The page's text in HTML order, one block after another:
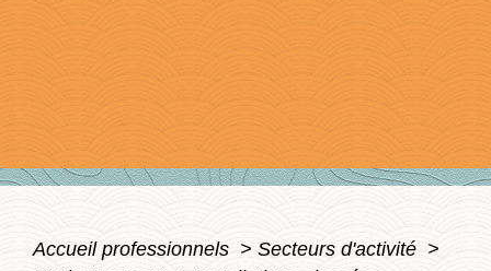
Accueil professionnels > Secteurs d'activité >